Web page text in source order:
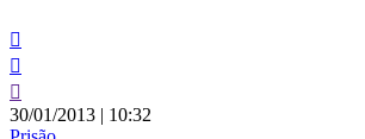
30/01/2013 | 10:32